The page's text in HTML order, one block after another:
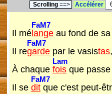
Scrolling ==> Accélérer
Il mé
FaM7
langeau fond de sa
Il re
FaM7
gardepar le vasistas
À chaque
Lam
foisque passe
Il se
FaM7
ditque c'est peut-